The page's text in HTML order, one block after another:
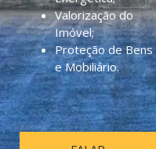
Valorização do
Imóvel;
Proteção de Bens
e Mobiliário.